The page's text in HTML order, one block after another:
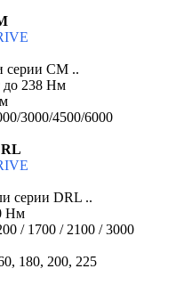
серии CM ..
до 238 Нм
3000/4500/6000
серии DRL ..
Нм
/ 1700 / 2100 / 3000
180, 200, 225